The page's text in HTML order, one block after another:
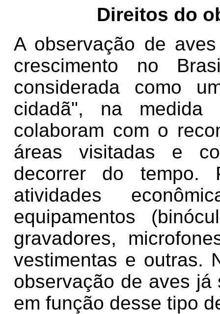
Direitos do
A observação de
crescimento no
considerada como
cidadã", na medida
colaboram com o
áreas visitadas e
decorrer do tempo.
atividades
equipamentos
gravadores,
vestimentas e outras.
observação de aves já
em função desse tipo